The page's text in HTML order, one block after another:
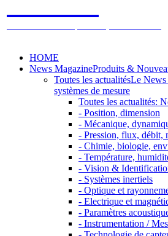
HOME
News MagazineProduits &
Toutes les actualitésLe News
systèmes de mesure
Toutes les actualités:
- Position, dimension
- Mécanique,
- Pression, flux, débit,
- Chimie, biologie,
- Température,
- Vision &
- Systèmes inertiels
- Optique et
- Electrique et
- Paramètres
- Instrumentation /